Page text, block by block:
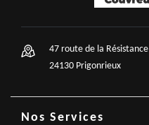
47 route de la Résistance
24130 Prigonrieux
Nos Services